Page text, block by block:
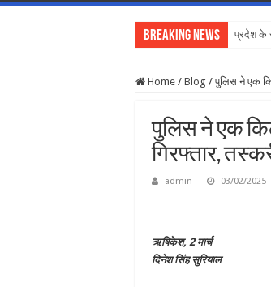
Breaking News प्रदेश के
Home / Blog / पुलिस ने एक
पुलिस ने एक
गिरफ्तार,
admin 03/02/2025
ऋषिकेश, 2 मार्च
दिनेश सिंह सुरियाल